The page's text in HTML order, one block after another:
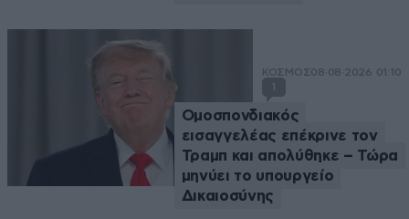
ΚΟΣΜΟΣ08·08·2026 01:10
1
Ομοσπονδιακός
εισαγγελέας επέκρινε τον
Τραμπ και απολύθηκε – Τώρα
μηνύει το υπουργείο
Δικαιοσύνης